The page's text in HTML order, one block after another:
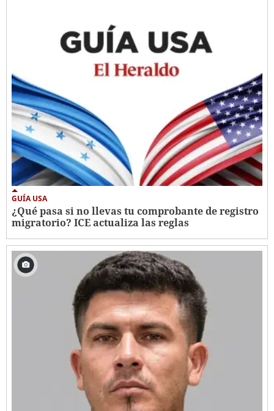
GUÍA USA
¿Qué pasa si no llevas tu comprobante de registro
migratorio? ICE actualiza las reglas